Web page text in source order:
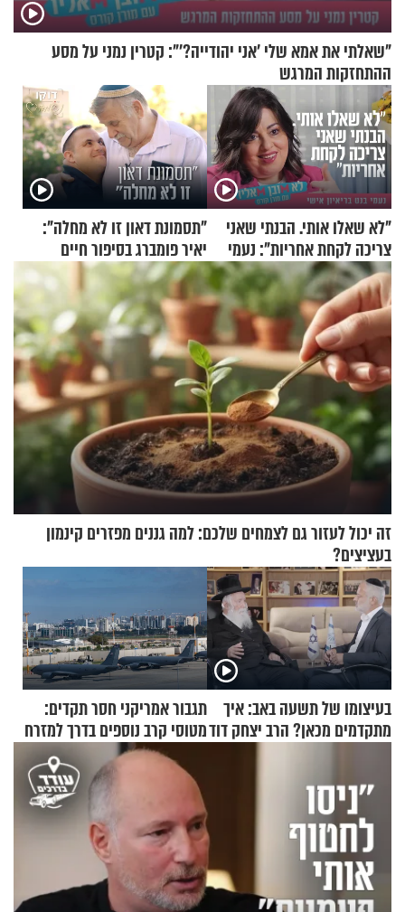
"שאלתי את אמא שלי 'אני יהודייה?'": קטרין נמני על מסע
ההתחזקות המרגש
"לא שאלו אותי. הבנתי שאני
צריכה לקחת אחריות": נעמי
בנט בריאיון אישי
"תסמונת דאון זו לא מחלה":
יאיר פומברג בסיפור חיים
מעורר השראה
זה יכול לעזור גם לצמחים שלכם: למה גננים מפזרים קינמון
בעציצים?
בעיצומו של תשעה באב: איך
מתקדמים מכאן? הרב יצחק דוד
תגבור אמריקני חסר תקדים:
מטוסי קרב נוספים בדרך למזרח
התיכון